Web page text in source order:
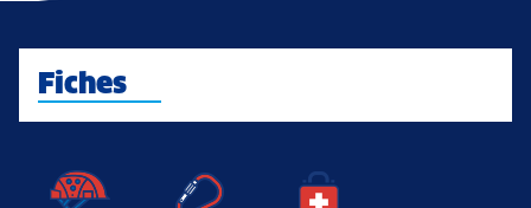
Fiches